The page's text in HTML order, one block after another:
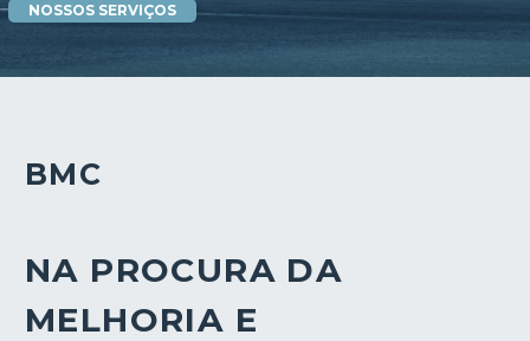
NOSSOS SERVIÇOS
BMC
NA PROCURA DA
MELHORIA E